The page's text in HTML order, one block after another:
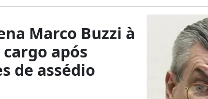
Marco Buzzi à
após
de assédio